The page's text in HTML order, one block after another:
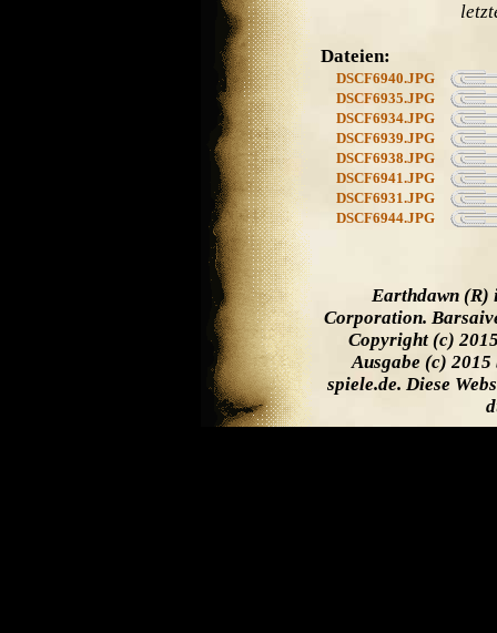
Dateien:
DSCF6940.JPG
DSCF6935.JPG
DSCF6934.JPG
DSCF6939.JPG
DSCF6938.JPG
DSCF6941.JPG
DSCF6931.JPG
DSCF6944.JPG
Earthdawn (R)
Corporation.
Copyright (c)
Ausgabe (c) 2015
spiele.de. Diese